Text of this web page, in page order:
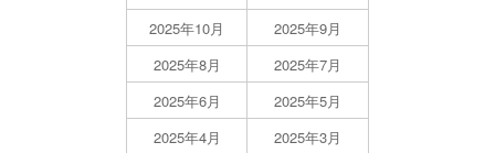
2025年10月
2025年9月
2025年8月
2025年7月
2025年6月
2025年5月
2025年4月
2025年3月